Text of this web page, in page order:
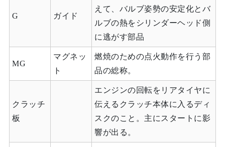
G ガイド
えて、バルブ姿勢の安定化とバ
ルブの熱をシリンダーヘッド側
に逃がす部品
MG
マグネッ
ト
燃焼のための点火動作を行う部
品の総称。
クラッチ
板
エンジンの回転をリアタイヤに
伝えるクラッチ本体に入るディ
スクのこと。主にスタートに影
響が出る。